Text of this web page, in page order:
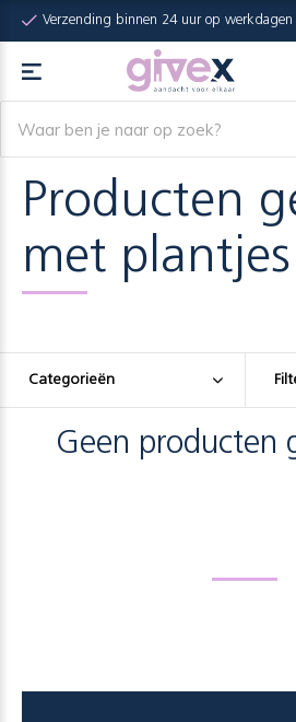
Verzending binnen 24 uur op werkdagen
Producten
met plantjes
Categorieën
Geen producten